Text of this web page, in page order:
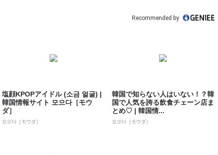
Recommended by
塩顔KPOPアイドル (소금 얼굴) |
韓国情報サイト 모으다［モウ
ダ］
모으다［モウダ］
韓国で知らない人はいない！？韓
国で人気を誇る飲食チェーン店ま
とめ♡ | 韓国情...
모으다［モウダ］